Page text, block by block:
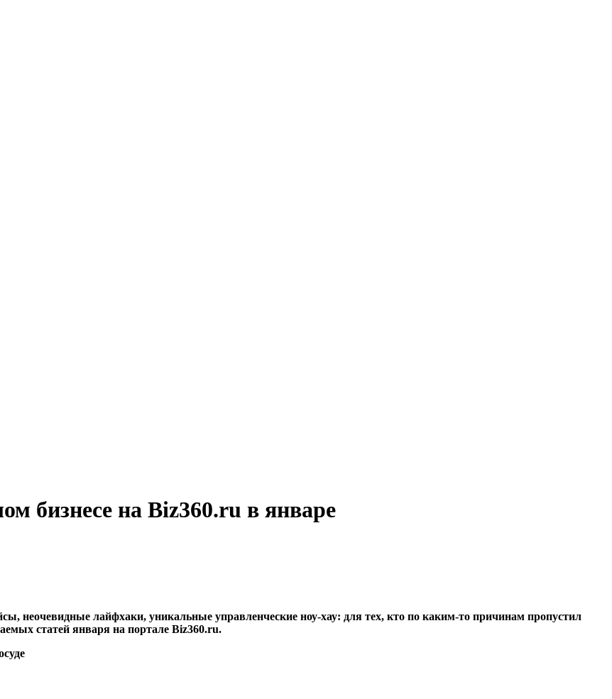
бизнесе на Biz360.ru в январе
неочевидные лайфхаки, уникальные управленческие ноу-хау: для тех, кто по каким-то причинам пропустил
статей января на портале Biz360.ru.